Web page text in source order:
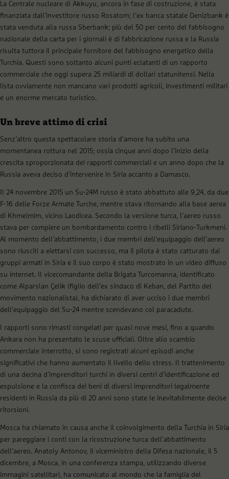
La Centrale nucleare di Akkuyu, ancora in fase di costruzione, è stata
finanziata dall’investitore russo Rosatom; l’ex banca statale Denizbank è
stata venduta alla russa Sberbank; più del 50 per cento del fabbisogno
nazionale della carta per i giornali è di fabbricazione russa e la Russia
risulta tuttora il principale fornitore del fabbisogno energetico della
Turchia. Questi sono soltanto alcuni punti eclatanti di un rapporto
commerciale che oggi supera 25 miliardi di dollari statunitensi. Nella
lista ovviamente non mancano vari prodotti agricoli, investimenti militari
e un enorme mercato turistico.
Un breve attimo di crisi
Senz’altro questa spettacolare storia d’amore ha subito una
momentanea rottura nel 2015; ossia cinque anni dopo l’inizio della
crescita sproporzionata dei rapporti commerciali e un anno dopo che la
Russia aveva deciso d’intervenire in Siria accanto a Damasco.
Il 24 novembre 2015 un Su-24M russo è stato abbattuto alle 9,24, da due
F-16 delle Forze Armate Turche, mentre stava ritornando alla base aerea
di Khmeimim, vicino Laodicea. Secondo la versione turca, l’aereo russo
stava per compiere un bombardamento contro i ribelli Siriano-Turkmeni.
Al momento dell’abbattimento, i due membri dell’equipaggio dell’aereo
sono riusciti a eiettarsi con successo, ma il pilota è stato catturato dai
gruppi armati in Siria e il suo corpo è stato mostrato in un video diffuso
su internet. Il vicecomandante della Brigata Turcomanna, identificato
come Alparslan Çelik (figlio dell’ex sindaco di Keban, del Partito del
movimento nazionalista), ha dichiarato di aver ucciso i due membri
dell’equipaggio del Su-24 mentre scendevano col paracadute.
I rapporti sono rimasti congelati per quasi nove mesi, fino a quando
Ankara non ha presentato le scuse ufficiali. Oltre allo scambio
commerciale interrotto, si sono registrati alcuni episodi anche
significativi che hanno aumentato il livello dello stress. Il trattenimento
di una decina d’imprenditori turchi in diversi centri d’identificazione ed
espulsione e la confisca dei beni di diversi imprenditori legalmente
residenti in Russia da più di 20 anni sono state le inevitabilmente decise
ritorsioni.
Mosca ha chiamato in causa anche il coinvolgimento della Turchia in Siria
per pareggiare i conti con la ricostruzione turca dell’abbattimento
dell’aereo. Anatoly Antonov, il viceministro della Difesa nazionale, il 5
dicembre, a Mosca, in una conferenza stampa, utilizzando diverse
immagini satellitari, ha comunicato al mondo che la famiglia del